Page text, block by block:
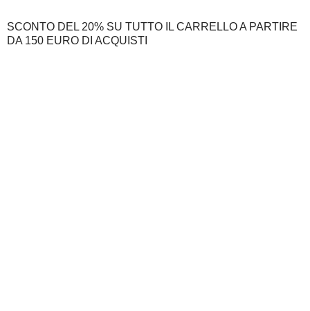
SCONTO DEL 20% SU TUTTO IL CARRELLO A PARTIRE
DA 150 EURO DI ACQUISTI